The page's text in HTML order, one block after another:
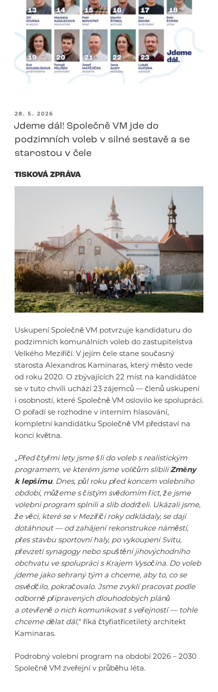
PUBLIKOVÁNO
28. 5. 2026
Jdeme dál! Společně VM jde do
podzimních voleb v silné sestavě a se
starostou v čele
TISKOVÁ ZPRÁVA
Uskupení Společně VM potvrzuje kandidaturu do
podzimních komunálních voleb do zastupitelstva
Velkého Meziříčí. V jejím čele stane současný
starosta Alexandros Kaminaras, který město vede
od roku 2020. O zbývajících 22 míst na kandidátce
se v tuto chvíli uchází 23 zájemců — členů uskupení
i osobností, které Společně VM oslovilo ke spolupráci.
O pořadí se rozhodne v interním hlasování,
kompletní kandidátku Společně VM představí na
konci května.
„Před čtyřmi lety jsme šli do voleb s realistickým
programem, ve kterém jsme voličům slíbiliZměny
k lepšímu. Dnes, půl roku před koncem volebního
období, můžeme s čistým svědomím říct, že jsme
volební program splnili a slib dodrželi. Ukázali jsme,
že věci, které se v Meziříčí roky odkládaly, se dají
dotáhnout — od zahájení rekonstrukce náměstí,
přes stavbu sportovní haly, po vykoupení Svitu,
převzetí synagogy nebo spuštění jihovýchodního
obchvatu ve spolupráci s Krajem Vysočina. Do voleb
jdeme jako sehraný tým a chceme, aby to, co se
osvědčilo, pokračovalo. Jsme zvyklí pracovat podle
odborně připravených dlouhodobých plánů
a otevřeně o nich komunikovat s veřejností — tohle
chceme dělat dál,“ říká čtyřiatřicetiletý architekt
Kaminaras.
Podrobný volební program na období 2026 – 2030
Společně VM zveřejní v průběhu léta.